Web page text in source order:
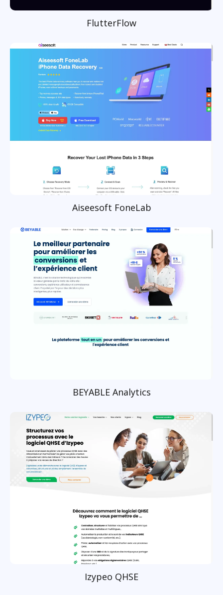
FlutterFlow
Aiseesoft FoneLab
BEYABLE Analytics
Izypeo QHSE